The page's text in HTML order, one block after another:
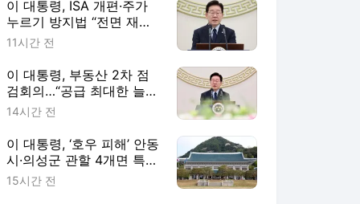
이 대통령, ISA 개편·주가
누르기 방지법 “전면 재검
토“ 지시
11시간 전
이 대통령, 부동산 2차 점
검회의…“공급 최대한 늘리
고 시기도 앞당겨라”
14시간 전
이 대통령, ‘호우 피해’ 안동
시·의성군 관할 4개면 특별
재난지역 선포
15시간 전